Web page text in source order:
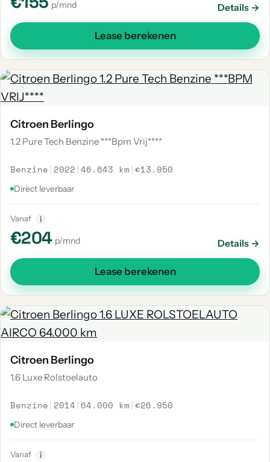
p/mnd Details →
Lease berekenen
Citroen Berlingo
1.2 Pure Tech Benzine ***Bpm Vrij****
Benzine | 2022 |46.643 km |€13.950
Direct leverbaar
Vanaf i
€204 p/mnd Details →
Lease berekenen
Citroen Berlingo
1.6 Luxe Rolstoelauto
Benzine | 2014 | 64.000 km |€26.950
Direct leverbaar
Vanaf i